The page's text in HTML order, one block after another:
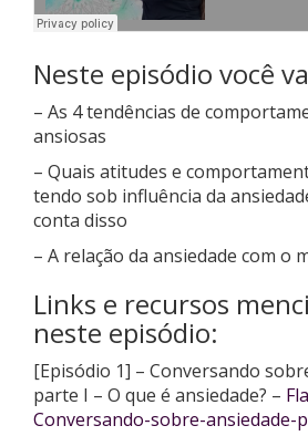
Neste episódio você
– As 4 tendências de
ansiosas
– Quais atitudes e
tendo sob influência da
conta disso
– A relação da ansiedade com o
Links e recursos
neste episódio:
[Episódio 1] – Conversando
parte I – O que é ansiedade? –
Conversando-sobre-ansiedade-